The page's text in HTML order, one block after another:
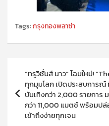
Tags:กรุงทองพลาซ่า
แนะแนว
เรื่อง“ทรูวิชั่นส์ นาว” โฉมใหม่!
ทุกมุมโลก เปิดประสบการ
บันเทิงกว่า 2,000 รายการ
กว่า 11,000 แมตช์ พร้อมป
เข้าถึงง่ายทุกเจน